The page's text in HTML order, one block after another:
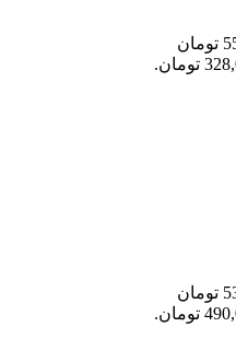
قیمت اصلی: 550,000 تومان
قیمت اصلی: 530,000 تومان